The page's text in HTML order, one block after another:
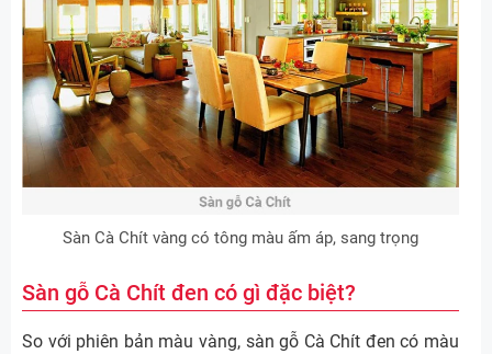
Sàn Cà Chít vàng có tông màu ấm áp, sang trọng
Sàn gỗ Cà Chít đen có gì đặc biệt?
So với phiên bản màu vàng, sàn gỗ Cà Chít đen có màu